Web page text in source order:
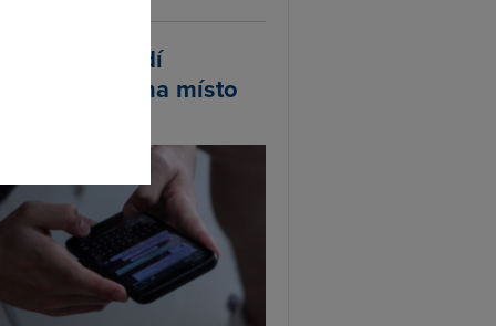
zavádí
jména místo